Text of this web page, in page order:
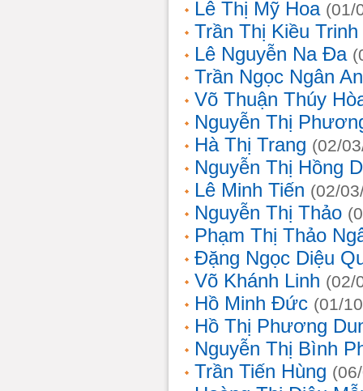
Lê Thị Mỹ Hoa (01/
Trần Thị Kiều Trinh
Lê Nguyễn Na Đa
Trần Ngọc Ngân
Võ Thuận Thúy
Nguyễn Thị
Hà Thị Trang (02/
Nguyễn Thị Hồng
Lê Minh Tiến (02/
Nguyễn Thị Thảo
Phạm Thị Thảo
Đặng Ngọc Diệu
Võ Khánh Linh (02/
Hồ Minh Đức (01/
Hồ Thị Phương
Nguyễn Thị Bình
Trần Tiến Hùng